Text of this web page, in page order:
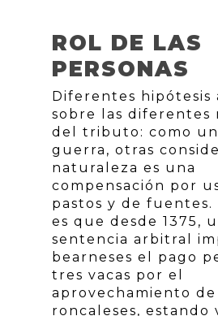
ROL DE LAS
PERSONAS
Diferentes hipótesis
sobre las diferentes
del tributo: como
guerra, otras
naturaleza es una
compensación por
pastos y de fuentes.
es que desde 1375,
sentencia arbitral
bearneses el pago
tres vacas por el
aprovechamiento de
roncaleses, estando